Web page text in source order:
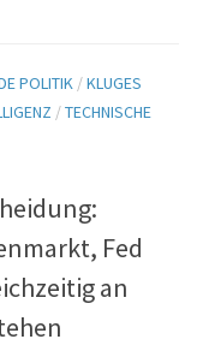
POLITIK /KLUGES
/TECHNISCHE
Fed
an